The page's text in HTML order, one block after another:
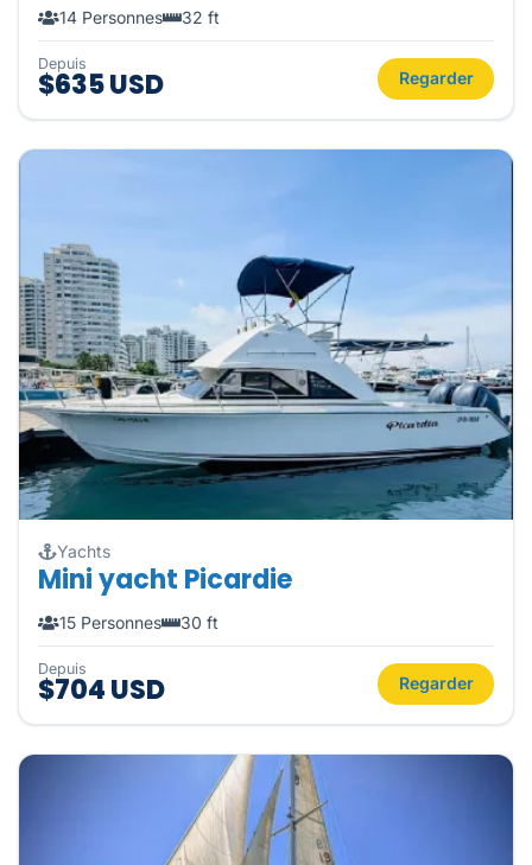
14 Personnes 32 ft
Depuis
$635 USD Regarder
Yachts
Mini yacht Picardie
15 Personnes 30 ft
Depuis
$704 USD Regarder